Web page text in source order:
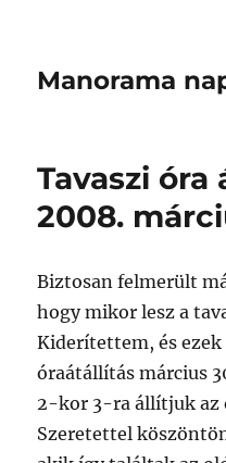
Manorama
Tavaszi óra
2008.
Biztosan felmerült
hogy mikor lesz a
Kiderítettem, és
óraátállítás március
2-kor 3-ra állítjuk az
Szeretettel